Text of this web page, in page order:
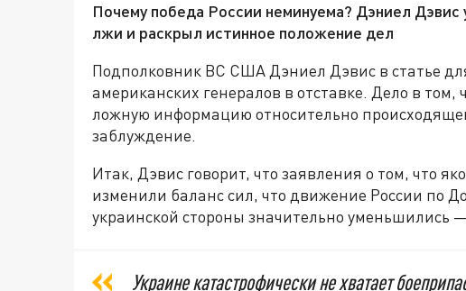
Почему победа России неминуема? Дэниел Дэвис
лжи и раскрыл истинное положение дел
Подполковник ВС США Дэниел Дэвис в статье
американских генералов в отставке. Дело в том,
ложную информацию относительно
заблуждение.
Итак, Дэвис говорит, что заявления о том, что
изменили баланс сил, что движение России по
украинской стороны значительно уменьшились
Украине катастрофически не хватает